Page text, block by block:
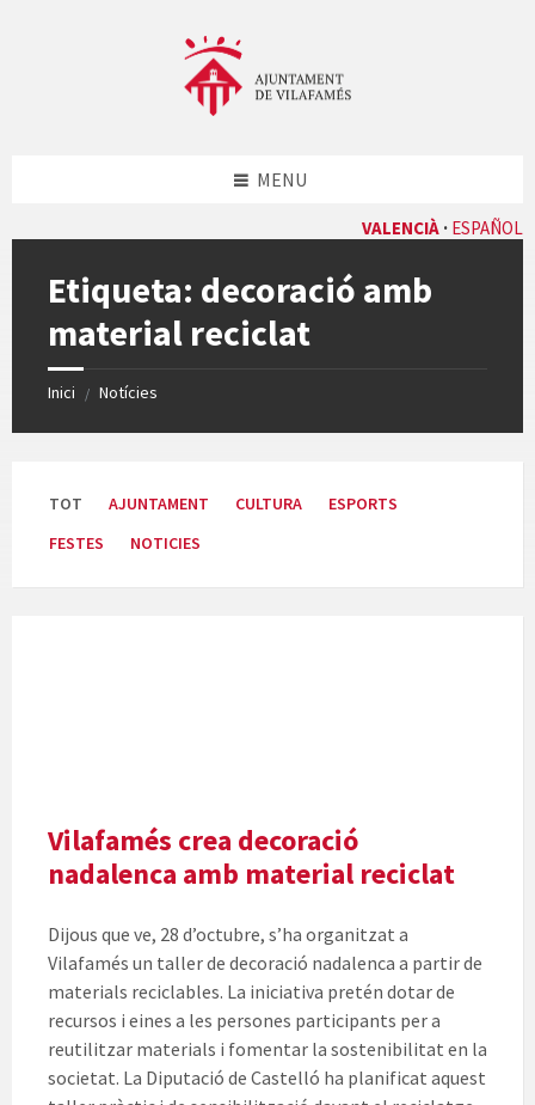
VALENCIÀ ESPAÑOL
MENU
Etiqueta: decoració amb
material reciclat
Inici / Notícies
TOT AJUNTAMENT CULTURA
ESPORTS
FESTES
NOTICIES
Vilafamés crea decoració
nadalenca amb material reciclat
Dijous que ve, 28 d’octubre, s’ha organitzat a
Vilafamés un taller de decoració nadalenca a partir de
materials reciclables. La iniciativa pretén dotar de
recursos i eines a les persones participants per a
reutilitzar materials i fomentar la sostenibilitat en la
societat. La Diputació de Castelló ha planificat aquest